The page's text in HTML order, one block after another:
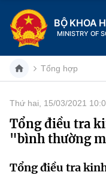
BỘ KHOA
MINISTRY OF
Danh mục
Trang chủ
Giới thiệu
Tổng hợp
Thứ hai, 15/03/2021
Tổng điều tra
"bình thường
Tổng điều tra